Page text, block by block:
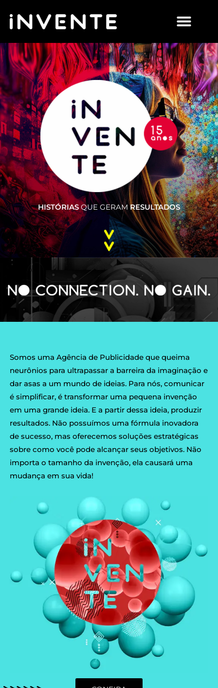
HISTÓRIASQUE GERAMRESULTADOS
Somos uma Agência de Publicidade que queima
neurônios para ultrapassar a barreira da imaginação e
dar asas a um mundo de ideias. Para nós, comunicar
é simplificar, é transformar uma pequena invenção
em uma grande ideia. E a partir dessa ideia, produzir
resultados. Não possuímos uma fórmula inovadora
de sucesso, mas oferecemos soluções estratégicas
sobre como você pode alcançar seus objetivos. Não
importa o tamanho da invenção, ela causará uma
mudança em sua vida!